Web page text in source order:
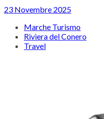
23 Novembre 2025
Marche Turismo
Riviera del Conero
Travel